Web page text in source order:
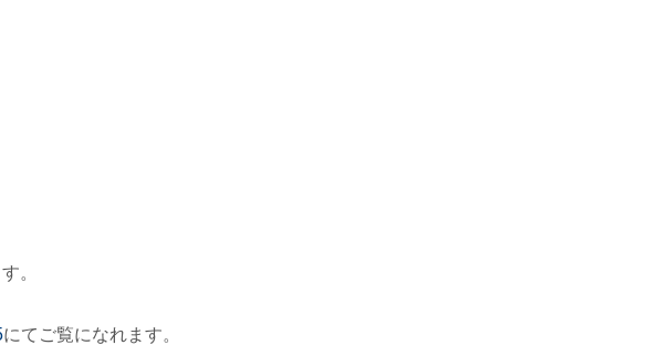
。
にてご覧になれます。